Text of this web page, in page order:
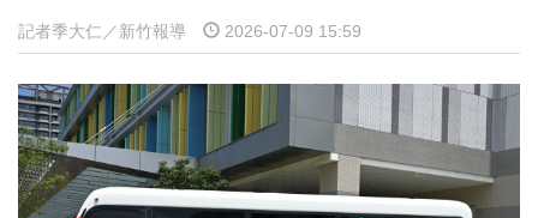
記者季大仁／新竹報導 2026-07-09 15:59